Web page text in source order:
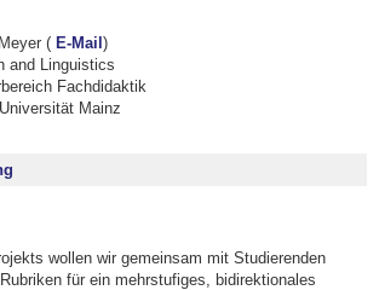
( E-Mail)
and Linguistics
Fachdidaktik
Mainz
wollen wir gemeinsam mit Studierenden
für ein mehrstufiges, bidirektionales